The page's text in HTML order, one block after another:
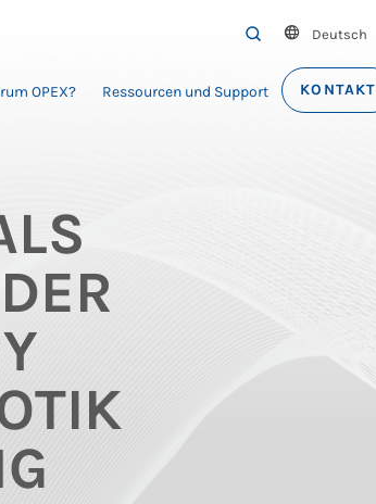
SEARCH
Deutsch
OPEX? Ressourcen und Support KONTAKT